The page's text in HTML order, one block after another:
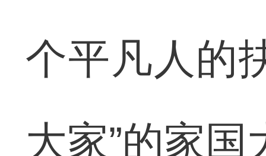
个平凡人的
大家”的家